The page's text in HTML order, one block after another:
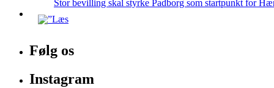
Stor bevilling skal styrke Padborg som startpunkt for
Følg os
Instagram